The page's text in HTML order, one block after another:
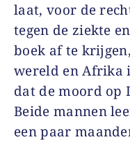
laat, voor de
tegen de ziekte
boek af te
wereld en Afrika
dat de moord op
Beide mannen
een paar